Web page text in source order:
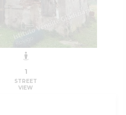
1
STREET
VIEW